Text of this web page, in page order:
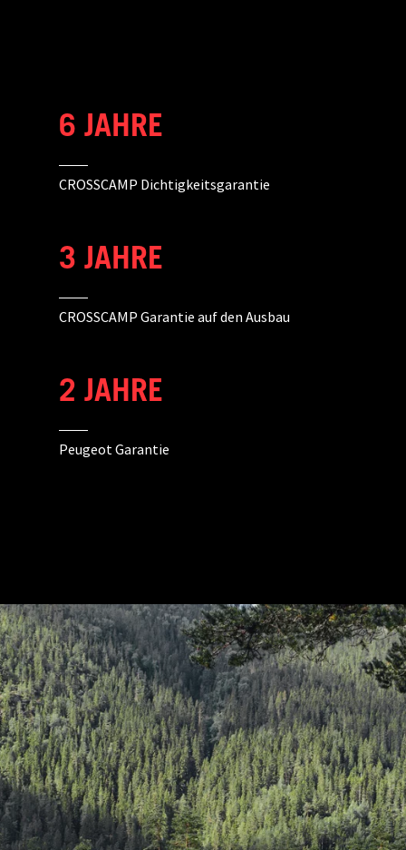
6 JAHRE
CROSSCAMP Dichtigkeitsgarantie
3 JAHRE
CROSSCAMP Garantie auf den Ausbau
2 JAHRE
Peugeot Garantie